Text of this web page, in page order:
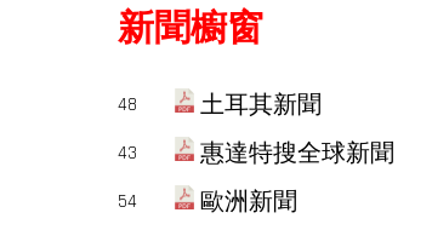
新聞櫥窗
48 土耳其新聞
43 惠達特搜全球新聞
54 歐洲新聞